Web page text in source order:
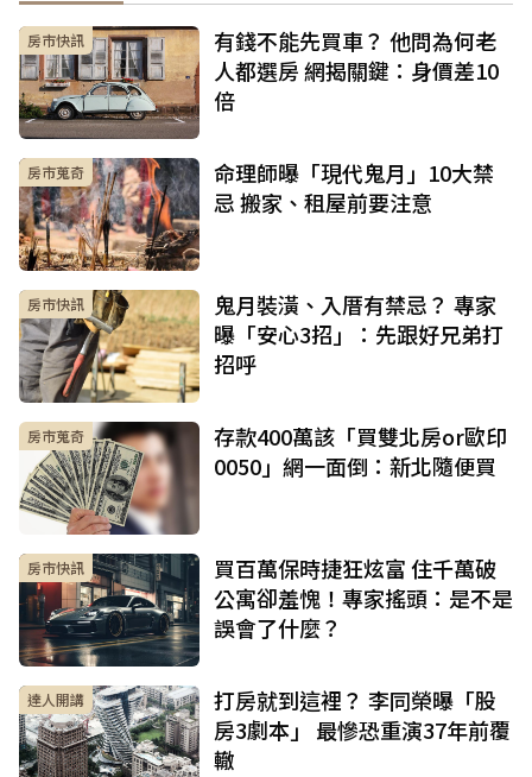
房市快訊
有錢不能先買車？ 他問為何老
人都選房 網揭關鍵：身價差10
倍
房市蒐奇
命理師曝「現代鬼月」10大禁
忌 搬家、租屋前要注意
房市快訊
鬼月裝潢、入厝有禁忌？ 專家
曝「安心3招」：先跟好兄弟打
招呼
房市蒐奇
存款400萬該「買雙北房or歐印
0050」網一面倒：新北隨便買
房市快訊
買百萬保時捷狂炫富 住千萬破
公寓卻羞愧！專家搖頭：是不是
誤會了什麼？
達人開講
打房就到這裡？ 李同榮曝「股
房3劇本」 最慘恐重演37年前覆
轍